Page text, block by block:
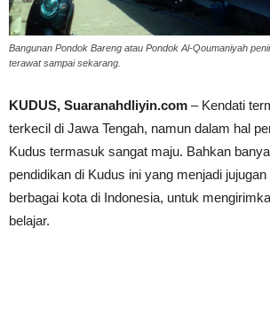
Bangunan Pondok Bareng atau Pondok Al-Qoumaniyah
terawat sampai sekarang.
KUDUS, Suaranahdliyin.com – Kendati
terkecil di Jawa Tengah, namun dalam hal
Kudus termasuk sangat maju. Bahkan
pendidikan di Kudus ini yang menjadi
berbagai kota di Indonesia, untuk
belajar.